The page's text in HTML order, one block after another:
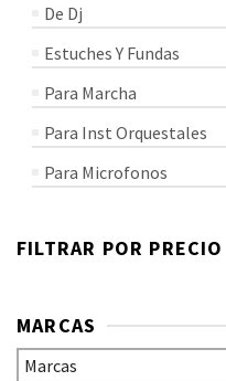
De Dj
Estuches Y Fundas
Para Marcha
Para Inst Orquestales
Para Microfonos
FILTRAR POR PRECIO
MARCAS